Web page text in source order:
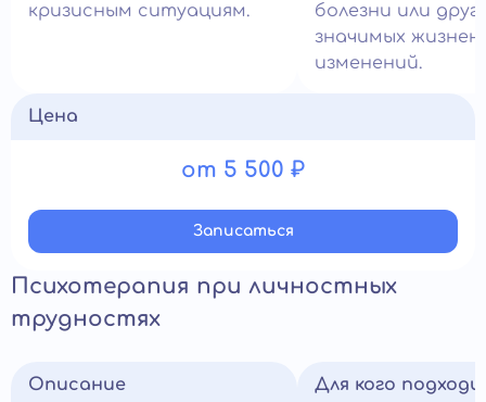
кризисным ситуациям.
болезни или
значимых
изменений.
Цена
от 5 500 ₽
Записатьcя
Психотерапия при личностных
трудностях
Описание Для кого